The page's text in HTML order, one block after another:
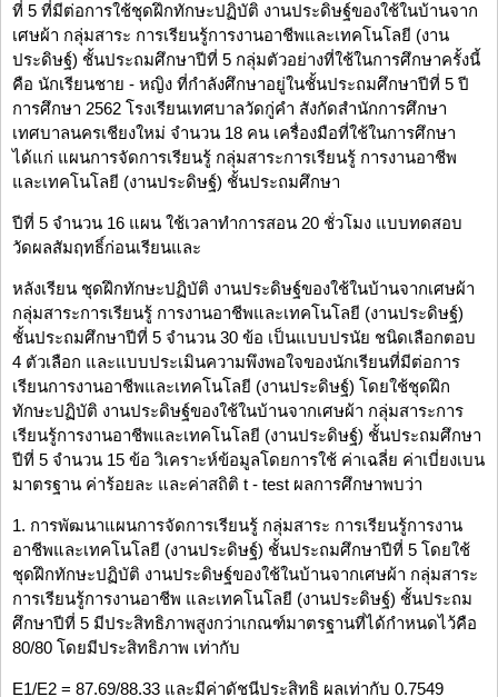
ที่ 5 ที่มีต่อการใช้ชุดฝึกทักษะปฏิบัติ งานประดิษฐ์ของใช้ในบ้านจาก
เศษผ้า กลุ่มสาระ การเรียนรู้การงานอาชีพและเทคโนโลยี (งาน
ประดิษฐ์) ชั้นประถมศึกษาปีที่ 5 กลุ่มตัวอย่างที่ใช้ในการศึกษาครั้งนี้
คือ นักเรียนชาย - หญิง ที่กำลังศึกษาอยู่ในชั้นประถมศึกษาปีที่ 5 ปี
การศึกษา 2562 โรงเรียนเทศบาลวัดกู่คำ สังกัดสำนักการศึกษา
เทศบาลนครเชียงใหม่ จำนวน 18 คน เครื่องมือที่ใช้ในการศึกษา
ได้แก่ แผนการจัดการเรียนรู้ กลุ่มสาระการเรียนรู้ การงานอาชีพ
และเทคโนโลยี (งานประดิษฐ์) ชั้นประถมศึกษา
ปีที่ 5 จำนวน 16 แผน ใช้เวลาทำการสอน 20 ชั่วโมง แบบทดสอบ
วัดผลสัมฤทธิ์ก่อนเรียนและ
หลังเรียน ชุดฝึกทักษะปฏิบัติ งานประดิษฐ์ของใช้ในบ้านจากเศษผ้า
กลุ่มสาระการเรียนรู้ การงานอาชีพและเทคโนโลยี (งานประดิษฐ์)
ชั้นประถมศึกษาปีที่ 5 จำนวน 30 ข้อ เป็นแบบปรนัย ชนิดเลือกตอบ
4 ตัวเลือก และแบบประเมินความพึงพอใจของนักเรียนที่มีต่อการ
เรียนการงานอาชีพและเทคโนโลยี (งานประดิษฐ์) โดยใช้ชุดฝึก
ทักษะปฏิบัติ งานประดิษฐ์ของใช้ในบ้านจากเศษผ้า กลุ่มสาระการ
เรียนรู้การงานอาชีพและเทคโนโลยี (งานประดิษฐ์) ชั้นประถมศึกษา
ปีที่ 5 จำนวน 15 ข้อ วิเคราะห์ข้อมูลโดยการใช้ ค่าเฉลี่ย ค่าเบี่ยงเบน
มาตรฐาน ค่าร้อยละ และค่าสถิติ t - test ผลการศึกษาพบว่า
1. การพัฒนาแผนการจัดการเรียนรู้ กลุ่มสาระ การเรียนรู้การงาน
อาชีพและเทคโนโลยี (งานประดิษฐ์) ชั้นประถมศึกษาปีที่ 5 โดยใช้
ชุดฝึกทักษะปฏิบัติ งานประดิษฐ์ของใช้ในบ้านจากเศษผ้า กลุ่มสาระ
การเรียนรู้การงานอาชีพ และเทคโนโลยี (งานประดิษฐ์) ชั้นประถม
ศึกษาปีที่ 5 มีประสิทธิภาพสูงกว่าเกณฑ์มาตรฐานที่ได้กำหนดไว้คือ
80/80 โดยมีประสิทธิภาพ เท่ากับ
E1/E2 = 87.69/88.33 และมีค่าดัชนีประสิทธิ ผลเท่ากับ 0.7549